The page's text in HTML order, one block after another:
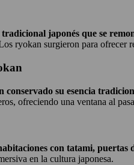
japonés que se
ryokan surgieron para ofrecer
conservado su esencia
ofreciendo una ventana al
con tatami, puertas
en la cultura japonesa.